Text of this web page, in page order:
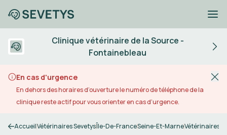
Clinique vétérinaire de la Source -
Fontainebleau
En cas d'urgence
En dehors des horaires d’ouverture le numéro de téléphone de la
clinique reste actif pour vous orienter en cas d’urgence.
AccueilVétérinaires SevetysÎle-De-FranceSeine-Et-MarneVétérinaires